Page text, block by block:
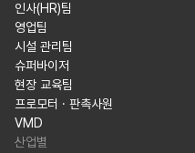
인사(HR)팀
영업팀
시설 관리팀
슈퍼바이저
현장 교육팀
프로모터 · 판촉사원
VMD
산업별